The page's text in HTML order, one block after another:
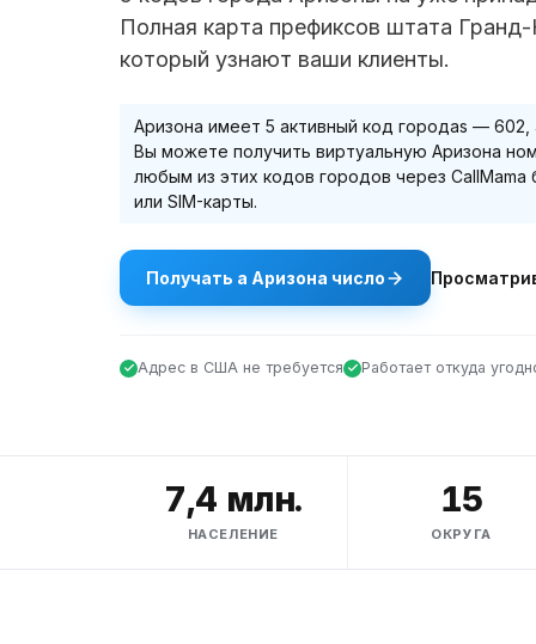
Полная карта префиксов штата
который узнают ваши клиенты.
Аризона имеет 5 активный код городаs — 602,
Вы можете получить виртуальную Аризона
любым из этих кодов городов через
или SIM-карты.
Получать а Аризона число
Адрес в США не требуется Работает откуда
7,4 млн.
НАСЕЛЕНИЕ
15
ОКРУГА